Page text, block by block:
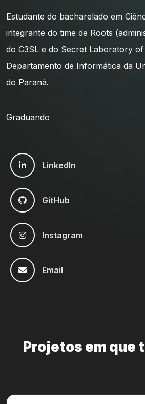
Graduando
Estudante do bacharelado em
integrante do time de Roots
do C3SL e do Secret Laboratory
Departamento de Informática da
do Paraná.
LinkedIn
GitHub
Instagram
Email
Projetos em que